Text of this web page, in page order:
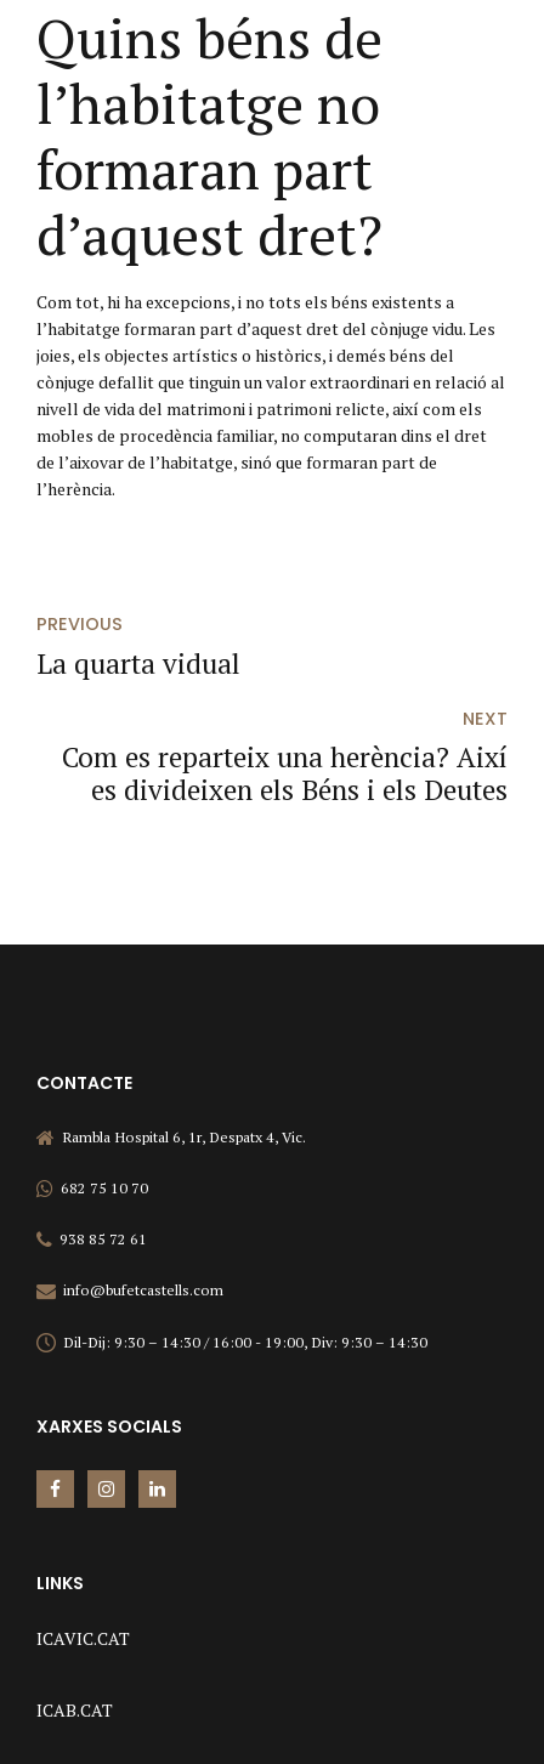
Quins béns de
l’habitatge no
formaran part
d’aquest dret?
Com tot, hi ha excepcions, i no tots els béns existents a
l’habitatge formaran part d’aquest dret del cònjuge vidu. Les
joies, els objectes artístics o històrics, i demés béns del
cònjuge defallit que tinguin un valor extraordinari en relació al
nivell de vida del matrimoni i patrimoni relicte, així com els
mobles de procedència familiar, no computaran dins el dret
de l’aixovar de l’habitatge, sinó que formaran part de
l’herència.
PREVIOUS
La quarta vidual
NEXT
Com es reparteix una herència? Així
es divideixen els Béns i els Deutes
CONTACTE
Rambla Hospital 6, 1r, Despatx 4, Vic.
682 75 10 70
938 85 72 61
info@bufetcastells.com
Dil-Dij: 9:30 – 14:30 / 16:00 - 19:00, Div: 9:30 – 14:30
XARXES SOCIALS
LINKS
ICAVIC.CAT
ICAB.CAT